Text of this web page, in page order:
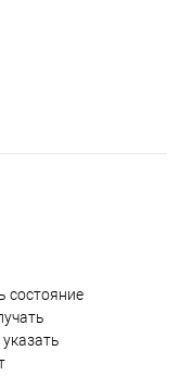
состояние